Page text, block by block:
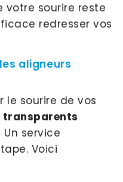
sourire reste
redresser vos
aligneurs
le sourire de vos
transparents
service
Voici